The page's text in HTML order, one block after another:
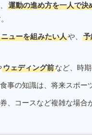
運動の進め方を一人で決
ューを組みたい人や、
ウェディング前など、時
事の知識は、将来スポー
、コースなど複雑な場